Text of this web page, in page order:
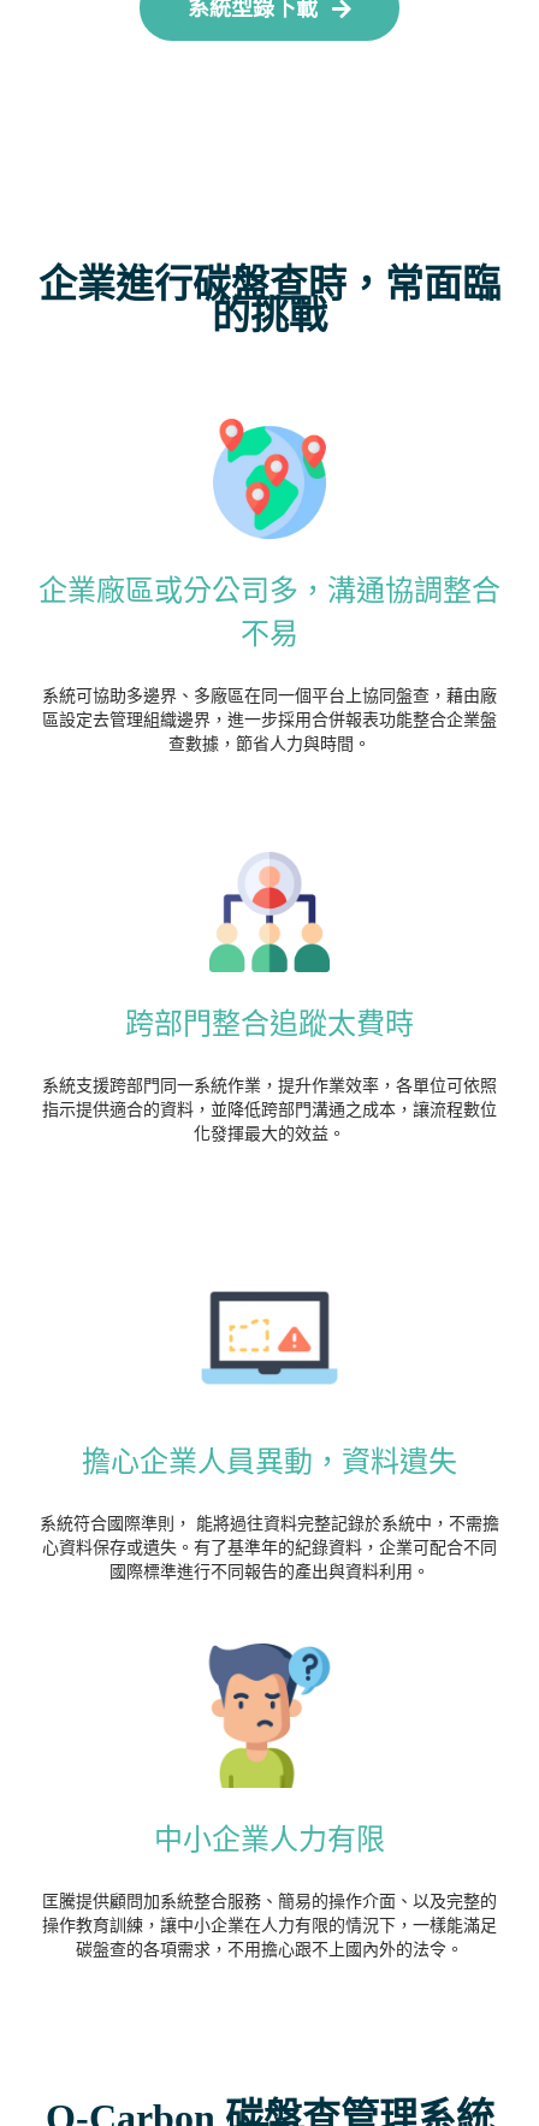
系統型錄下載
企業進行碳盤查時，常面臨
的挑戰
企業廠區或分公司多，溝通協調整合
不易
系統可協助多邊界、多廠區在同一個平台上協同盤查，藉由廠
區設定去管理組織邊界，進一步採用合併報表功能整合企業盤
查數據，節省人力與時間。
跨部門整合追蹤太費時
系統支援跨部門同一系統作業，提升作業效率，各單位可依照
指示提供適合的資料，並降低跨部門溝通之成本，讓流程數位
化發揮最大的效益。
擔心企業人員異動，資料遺失
系統符合國際準則， 能將過往資料完整記錄於系統中，不需擔
心資料保存或遺失。有了基準年的紀錄資料，企業可配合不同
國際標準進行不同報告的產出與資料利用。
中小企業人力有限
匡騰提供顧問加系統整合服務、簡易的操作介面、以及完整的
操作教育訓練，讓中小企業在人力有限的情況下，一樣能滿足
碳盤查的各項需求，不用擔心跟不上國內外的法令。